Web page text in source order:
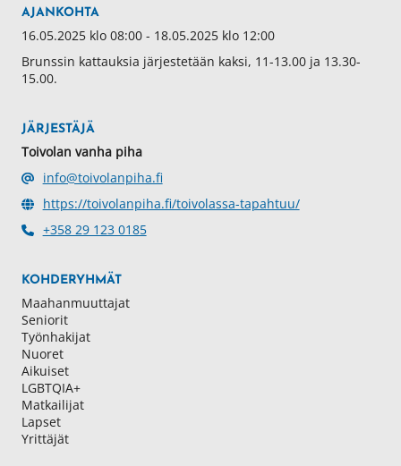
AJANKOHTA
16.05.2025 klo 08:00 - 18.05.2025 klo 12:00
Brunssin kattauksia järjestetään kaksi, 11-13.00 ja 13.30-
15.00.
JÄRJESTÄJÄ
Toivolan vanha piha
info@toivolanpiha.fi
https://toivolanpiha.fi/toivolassa-tapahtuu/
+358 29 123 0185
KOHDERYHMÄT
Maahanmuuttajat
Seniorit
Työnhakijat
Nuoret
Aikuiset
LGBTQIA+
Matkailijat
Lapset
Yrittäjät